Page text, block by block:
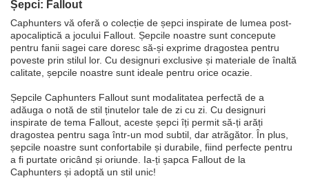
Șepci: Fallout
Caphunters vă oferă o colecție de șepci inspirate de lumea post-
apocaliptică a jocului Fallout. Șepcile noastre sunt concepute
pentru fanii sagei care doresc să-și exprime dragostea pentru
poveste prin stilul lor. Cu designuri exclusive și materiale de înaltă
calitate, șepcile noastre sunt ideale pentru orice ocazie.
Șepcile Caphunters Fallout sunt modalitatea perfectă de a
adăuga o notă de stil ținutelor tale de zi cu zi. Cu designuri
inspirate de tema Fallout, aceste șepci îți permit să-ți arăți
dragostea pentru saga într-un mod subtil, dar atrăgător. În plus,
șepcile noastre sunt confortabile și durabile, fiind perfecte pentru
a fi purtate oricând și oriunde. Ia-ți șapca Fallout de la
Caphunters și adoptă un stil unic!